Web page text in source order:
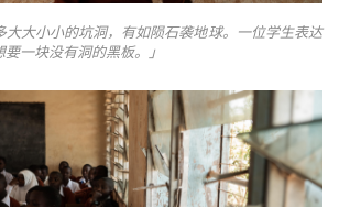
大大小小的坑洞，有如陨石袭地球。一位学生表达
一块没有洞的黑板。」